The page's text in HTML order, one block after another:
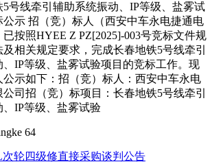
5号线牵引辅助系统振动、IP等级、盐雾试
公示 招（竞）标人（西安中车永电捷通电
按照HYEE Z PZ[2025]-003号竞标文件规
相关规定要求，完成长春地铁5号线牵引
IP等级、盐雾试验项目的竞标工作。现
公示如下：招（竞）标人：西安中车永电
司招（竞）标项目：长春地铁5号线牵引
IP等级、盐雾试验
64